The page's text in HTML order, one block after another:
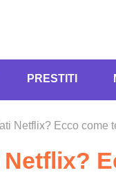
PRESTITI
Netflix? Ecco come